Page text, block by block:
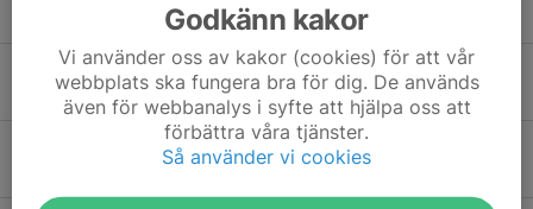
28 maj, 15:35 0
Stort tack till Gislavedshus för ert stöd
26 maj, 16:07 0
Godkänn kakor
Vi använder oss av kakor (cookies) för att vår
webbplats ska fungera bra för dig. De används
även för webbanalys i syfte att hjälpa oss att
förbättra våra tjänster.
Så använder vi cookies